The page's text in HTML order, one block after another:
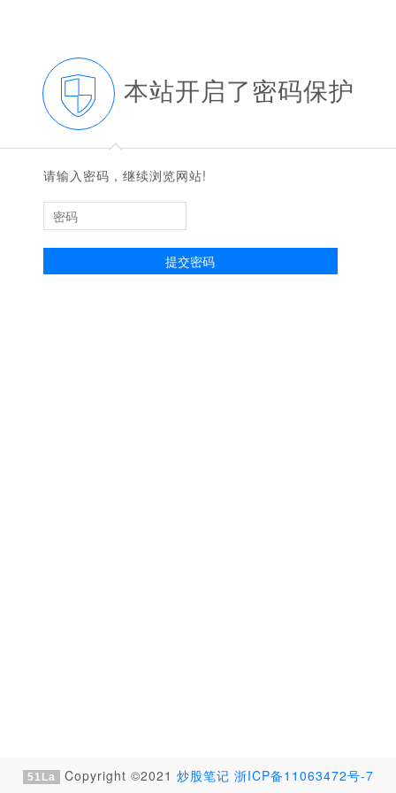
本站开启了密码保护
◆
◆
请输入密码，继续浏览网站!
提交密码
51La Copyright ©2021 炒股笔记 浙ICP备11063472号-7